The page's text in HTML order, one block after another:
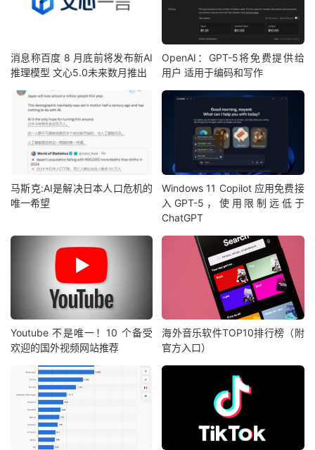
消息称百度 8 月底前将发布新AI
推理模型 文心5.0未来数月推出
OpenAI：GPT-5将免费提供给
用户 适用于编码和写作
马斯克:AI是解决日本人口危机的
唯一希望
Windows 11 Copilot 应用免费接
入GPT-5，使用限制远低于
ChatGPT
Youtube 不是唯一！10 个备受
欢迎的国外视频网站推荐
海外音乐软件TOP10排行榜（附
官方入口）